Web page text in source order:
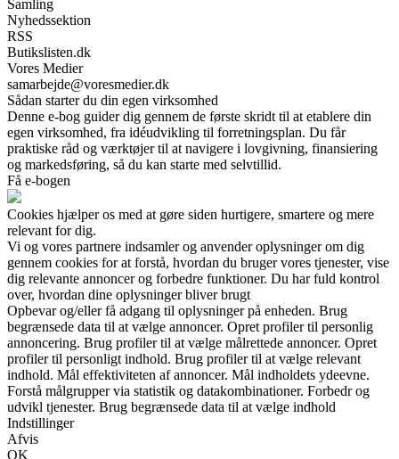
Samling
Nyhedssektion
RSS
Butikslisten.dk
Vores Medier
samarbejde@voresmedier.dk
Sådan starter du din egen virksomhed
Denne e-bog guider dig gennem de første skridt til at etablere din
egen virksomhed, fra idéudvikling til forretningsplan. Du får
praktiske råd og værktøjer til at navigere i lovgivning, finansiering
og markedsføring, så du kan starte med selvtillid.
Få e-bogen
Cookies hjælper os med at gøre siden hurtigere, smartere og mere
relevant for dig.
Vi og vores partnere indsamler og anvender oplysninger om dig
gennem cookies for at forstå, hvordan du bruger vores tjenester, vise
dig relevante annoncer og forbedre funktioner. Du har fuld kontrol
over, hvordan dine oplysninger bliver brugt
Opbevar og/eller få adgang til oplysninger på enheden. Brug
begrænsede data til at vælge annoncer. Opret profiler til personlig
annoncering. Brug profiler til at vælge målrettede annoncer. Opret
profiler til personligt indhold. Brug profiler til at vælge relevant
indhold. Mål effektiviteten af annoncer. Mål indholdets ydeevne.
Forstå målgrupper via statistik og datakombinationer. Forbedr og
udvikl tjenester. Brug begrænsede data til at vælge indhold
Indstillinger
Afvis
OK